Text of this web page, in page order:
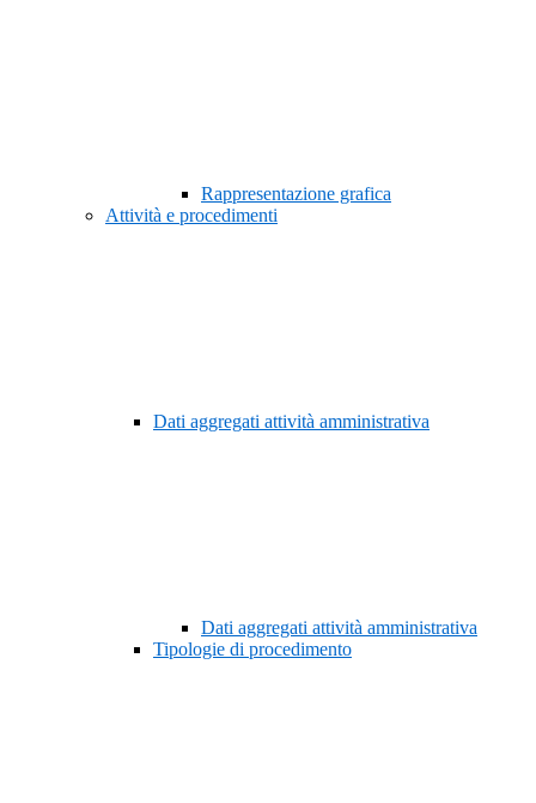
Rappresentazione grafica
Attività e procedimenti
Dati aggregati attività amministrativa
Dati aggregati attività amministrativa
Tipologie di procedimento